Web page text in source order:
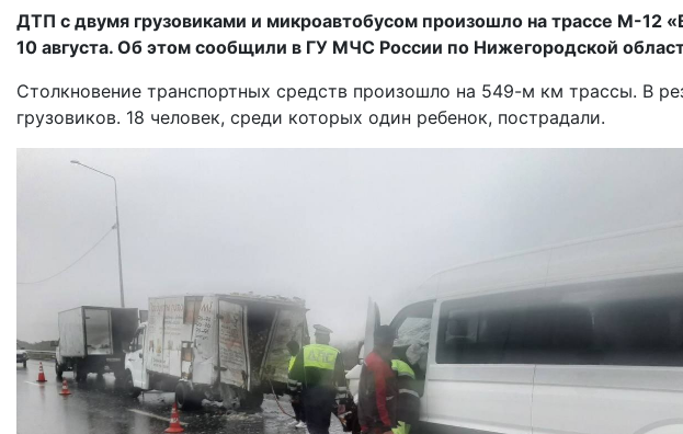
ДТП с двумя грузовиками и микроавтобусом произошло на трассе М-12
10 августа. Об этом сообщили в ГУ МЧС России по Нижегородской
Столкновение транспортных средств произошло на 549-м км трассы. В
грузовиков. 18 человек, среди которых один ребенок, пострадали.